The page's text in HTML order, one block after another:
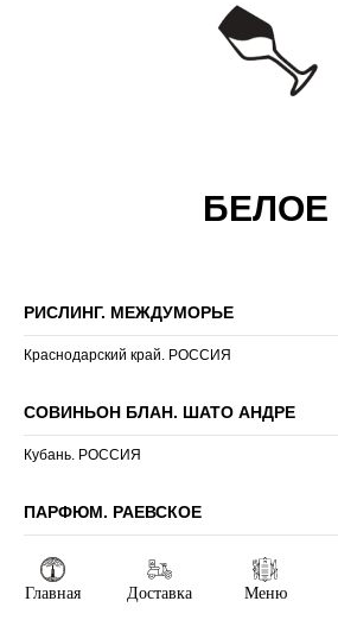
БЕЛОЕ
РИСЛИНГ. МЕЖДУМОРЬЕ
Краснодарский край. РОССИЯ
СОВИНЬОН БЛАН. ШАТО АНДРЕ
Кубань. РОССИЯ
ПАРФЮМ. РАЕВСКОЕ
Новороссийск. РОССИЯ
Главная Доставка Меню